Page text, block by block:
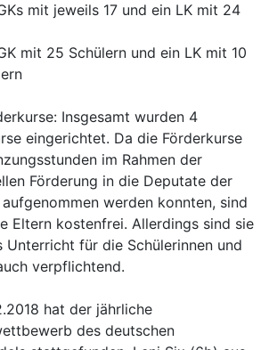
mit jeweils 17 und ein LK mit 24
mit 25 Schülern und ein LK mit 10
Insgesamt wurden 4
eingerichtet. Da die Förderkurse
im Rahmen der
Förderung in die Deputate der
aufgenommen werden konnten, sind
Eltern kostenfrei. Allerdings sind sie
Unterricht für die Schülerinnen und
verpflichtend.
hat der jährliche
des deutschen